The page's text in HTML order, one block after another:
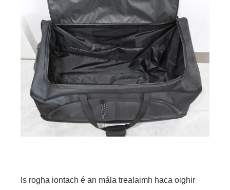
Is rogha iontach é an mála trealaimh haca oighir